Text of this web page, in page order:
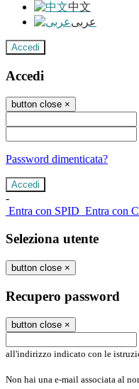
中文
عربى
Accedi
Accedi
button close ×
Password dimenticata?
-
Entra con SPID Entra con
Seleziona utente
button close ×
Recupero password
button close ×
all'indirizzo indicato con le
Non hai una e-mail associata al